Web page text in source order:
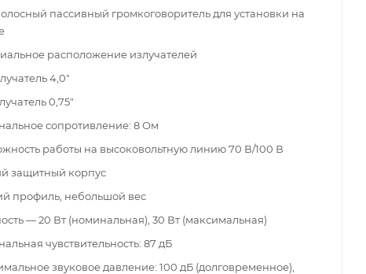
пассивный громкоговоритель для установки на
расположение излучателей
4,0"
0,75"
сопротивление: 8 Ом
работы на высоковольтную линию 70 В/100 В
защитный корпус
профиль, небольшой вес
— 20 Вт (номинальная), 30 Вт (максимальная)
чувствительность: 87 дБ
звуковое давление: 100 дБ (долговременное),